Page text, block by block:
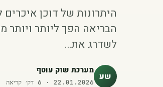
היתרונות של דוכן
הבריאה הפך ליותר
לשדרג את…
שע מערכת שוק עוטף
22.01.2026
·
6 דק׳ קריאה